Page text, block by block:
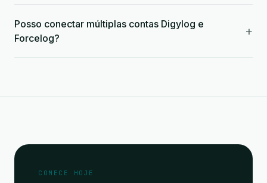
Posso conectar múltiplas contas Digylog e
Forcelog?
+
COMECE HOJE